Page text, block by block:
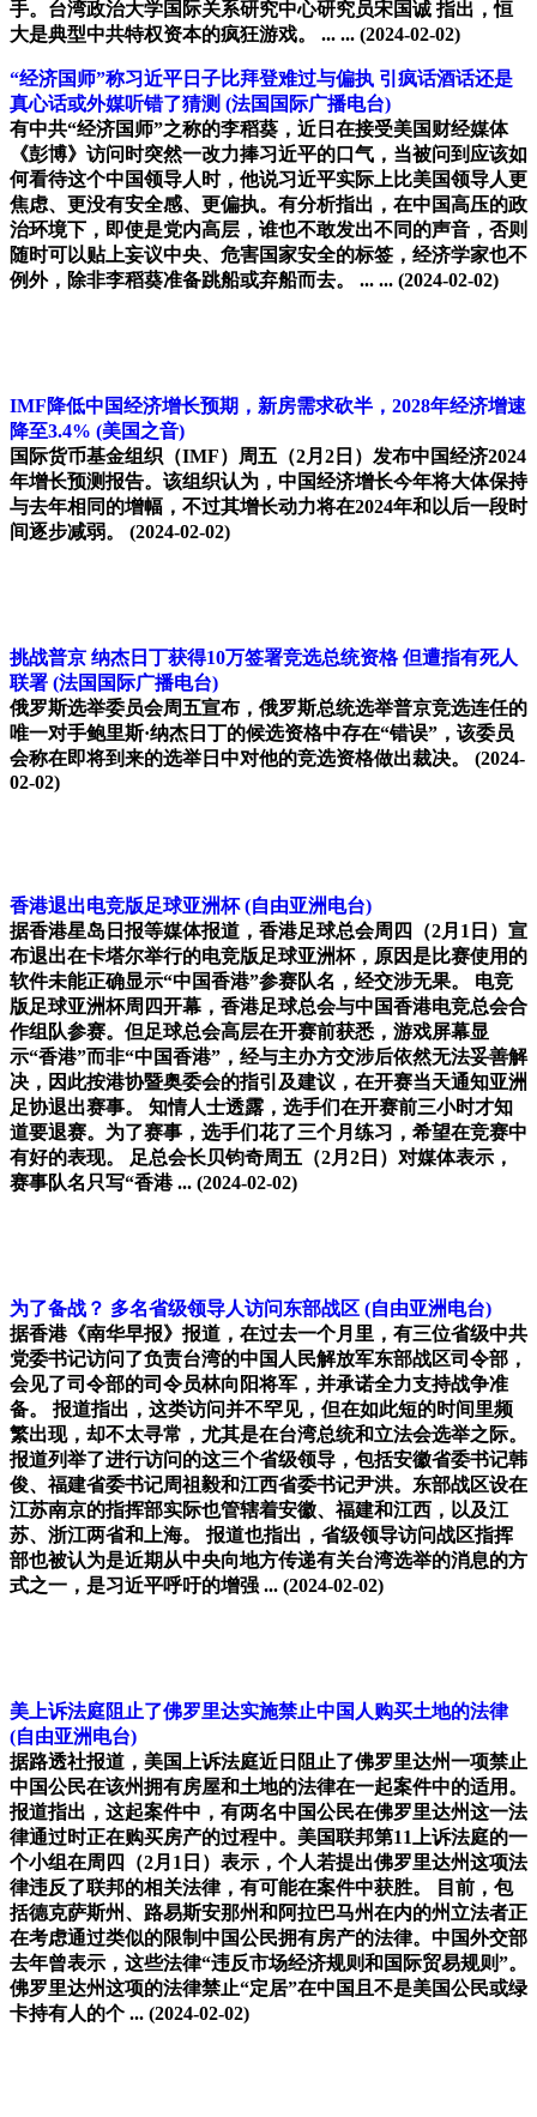
手。台湾政治大学国际关系研究中心研究员宋国诚 指出，恒
大是典型中共特权资本的疯狂游戏。 ... ... (2024-02-02)
“经济国师”称习近平日子比拜登难过与偏执 引疯话酒话还是
真心话或外媒听错了猜测 (法国国际广播电台)
有中共“经济国师”之称的李稻葵，近日在接受美国财经媒体
《彭博》访问时突然一改力捧习近平的口气，当被问到应该如
何看待这个中国领导人时，他说习近平实际上比美国领导人更
焦虑、更没有安全感、更偏执。有分析指出，在中国高压的政
治环境下，即使是党内高层，谁也不敢发出不同的声音，否则
随时可以贴上妄议中央、危害国家安全的标签，经济学家也不
例外，除非李稻葵准备跳船或弃船而去。 ... ... (2024-02-02)
IMF降低中国经济增长预期，新房需求砍半，2028年经济增速
降至3.4% (美国之音)
国际货币基金组织（IMF）周五（2月2日）发布中国经济2024
年增长预测报告。该组织认为，中国经济增长今年将大体保持
与去年相同的增幅，不过其增长动力将在2024年和以后一段时
间逐步减弱。
(2024-02-02)
挑战普京 纳杰日丁获得10万签署竞选总统资格 但遭指有死人
联署 (法国国际广播电台)
俄罗斯选举委员会周五宣布，俄罗斯总统选举普京竞选连任的
唯一对手鲍里斯·纳杰日丁的候选资格中存在“错误”，该委员
会称在即将到来的选举日中对他的竞选资格做出裁决。 (2024-
02-02)
香港退出电竞版足球亚洲杯 (自由亚洲电台)
据香港星岛日报等媒体报道，香港足球总会周四（2月1日）宣
布退出在卡塔尔举行的电竞版足球亚洲杯，原因是比赛使用的
软件未能正确显示“中国香港”参赛队名，经交涉无果。 电竞
版足球亚洲杯周四开幕，香港足球总会与中国香港电竞总会合
作组队参赛。但足球总会高层在开赛前获悉，游戏屏幕显
示“香港”而非“中国香港”，经与主办方交涉后依然无法妥善解
决，因此按港协暨奥委会的指引及建议，在开赛当天通知亚洲
足协退出赛事。 知情人士透露，选手们在开赛前三小时才知
道要退赛。为了赛事，选手们花了三个月练习，希望在竞赛中
有好的表现。 足总会长贝钧奇周五（2月2日）对媒体表示，
赛事队名只写“香港 ... (2024-02-02)
为了备战？ 多名省级领导人访问东部战区 (自由亚洲电台)
据香港《南华早报》报道，在过去一个月里，有三位省级中共
党委书记访问了负责台湾的中国人民解放军东部战区司令部，
会见了司令部的司令员林向阳将军，并承诺全力支持战争准
备。 报道指出，这类访问并不罕见，但在如此短的时间里频
繁出现，却不太寻常，尤其是在台湾总统和立法会选举之际。
报道列举了进行访问的这三个省级领导，包括安徽省委书记韩
俊、福建省委书记周祖毅和江西省委书记尹洪。东部战区设在
江苏南京的指挥部实际也管辖着安徽、福建和江西，以及江
苏、浙江两省和上海。 报道也指出，省级领导访问战区指挥
部也被认为是近期从中央向地方传递有关台湾选举的消息的方
式之一，是习近平呼吁的增强 ... (2024-02-02)
美上诉法庭阻止了佛罗里达实施禁止中国人购买土地的法律
(自由亚洲电台)
据路透社报道，美国上诉法庭近日阻止了佛罗里达州一项禁止
中国公民在该州拥有房屋和土地的法律在一起案件中的适用。
报道指出，这起案件中，有两名中国公民在佛罗里达州这一法
律通过时正在购买房产的过程中。美国联邦第11上诉法庭的一
个小组在周四（2月1日）表示，个人若提出佛罗里达州这项法
律违反了联邦的相关法律，有可能在案件中获胜。 目前，包
括德克萨斯州、路易斯安那州和阿拉巴马州在内的州立法者正
在考虑通过类似的限制中国公民拥有房产的法律。中国外交部
去年曾表示，这些法律“违反市场经济规则和国际贸易规则”。
佛罗里达州这项的法律禁止“定居”在中国且不是美国公民或绿
卡持有人的个 ... (2024-02-02)